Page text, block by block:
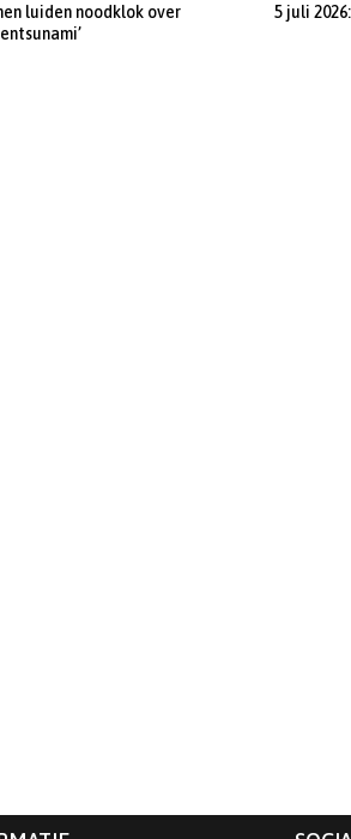
luiden noodklok over
5 juli